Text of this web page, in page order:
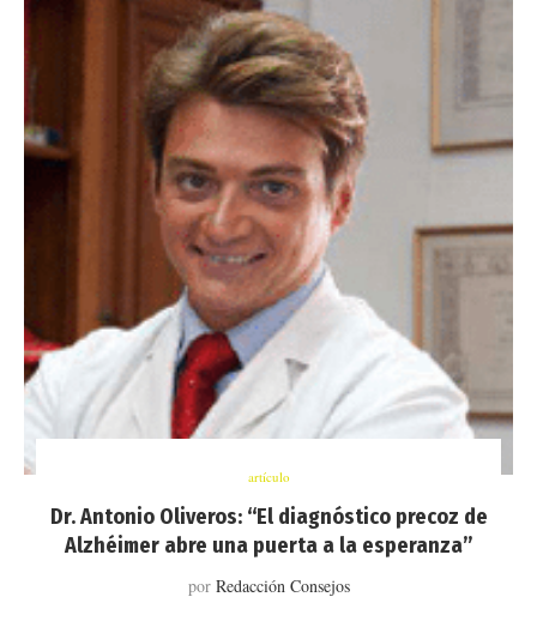
artículo
Dr. Antonio Oliveros: “El diagnóstico precoz de
Alzhéimer abre una puerta a la esperanza”
por Redacción Consejos